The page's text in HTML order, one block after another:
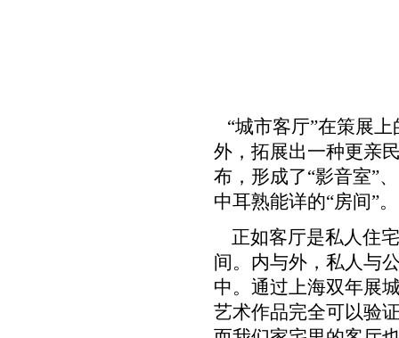
“城市客厅”在策展
外，拓展出一种更亲
布，形成了“影音室”
中耳熟能详的“房间”。
正如客厅是私人住
间。内与外，私人与
中。通过上海双年展
艺术作品完全可以验